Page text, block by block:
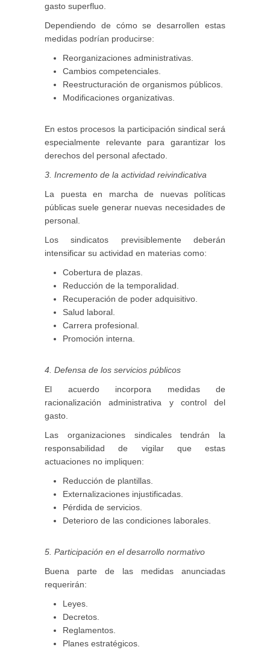
gasto superfluo.
Dependiendo de cómo se desarrollen estas
medidas podrían producirse:
Reorganizaciones administrativas.
Cambios competenciales.
Reestructuración de organismos públicos.
Modificaciones organizativas.
En estos procesos la participación sindical será
especialmente relevante para garantizar los
derechos del personal afectado.
3. Incremento de la actividad reivindicativa
La puesta en marcha de nuevas políticas
públicas suele generar nuevas necesidades de
personal.
Los sindicatos previsiblemente deberán
intensificar su actividad en materias como:
Cobertura de plazas.
Reducción de la temporalidad.
Recuperación de poder adquisitivo.
Salud laboral.
Carrera profesional.
Promoción interna.
4. Defensa de los servicios públicos
El acuerdo incorpora medidas de
racionalización administrativa y control del
gasto.
Las organizaciones sindicales tendrán la
responsabilidad de vigilar que estas
actuaciones no impliquen:
Reducción de plantillas.
Externalizaciones injustificadas.
Pérdida de servicios.
Deterioro de las condiciones laborales.
5. Participación en el desarrollo normativo
Buena parte de las medidas anunciadas
requerirán:
Leyes.
Decretos.
Reglamentos.
Planes estratégicos.